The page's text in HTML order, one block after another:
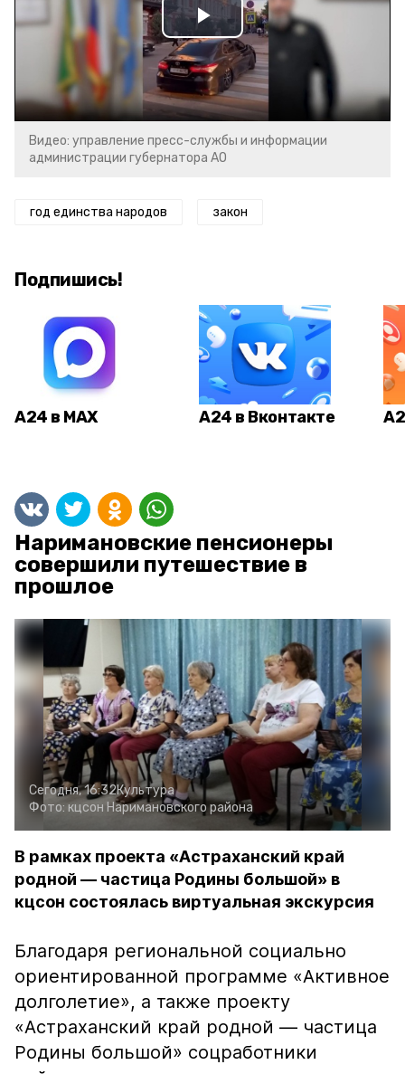
Play
Video
Видео: управление пресс-службы и информации
администрации губернатора АО
год единства народов закон
Подпишись!
А24 в MAX А24 в Вконтакте
Наримановские пенсионеры
совершили путешествие в
прошлое
Сегодня, 16:32Культура
Фото: кцсон Наримановского района
В рамках проекта «Астраханский край
родной — частица Родины большой» в
кцсон состоялась виртуальная экскурсия
Благодаря региональной социально
ориентированной программе «Активное
долголетие», а также проекту
«Астраханский край родной — частица
Родины большой» соцработники